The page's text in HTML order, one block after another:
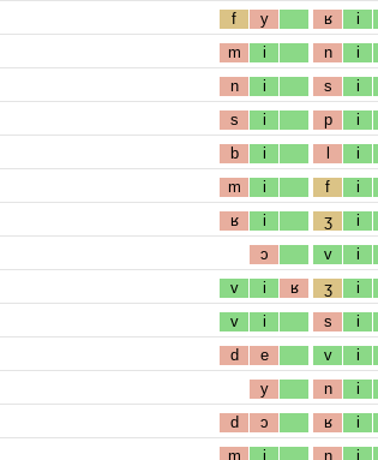
f y ʁ i
m i n i
n i s i
s i p i
b i l i
m i f i
ʁ i ʒ i
ɔ v i
v i ʁ ʒ i
v i s i
d e v i
y n i
d ɔ ʁ i
m i n i